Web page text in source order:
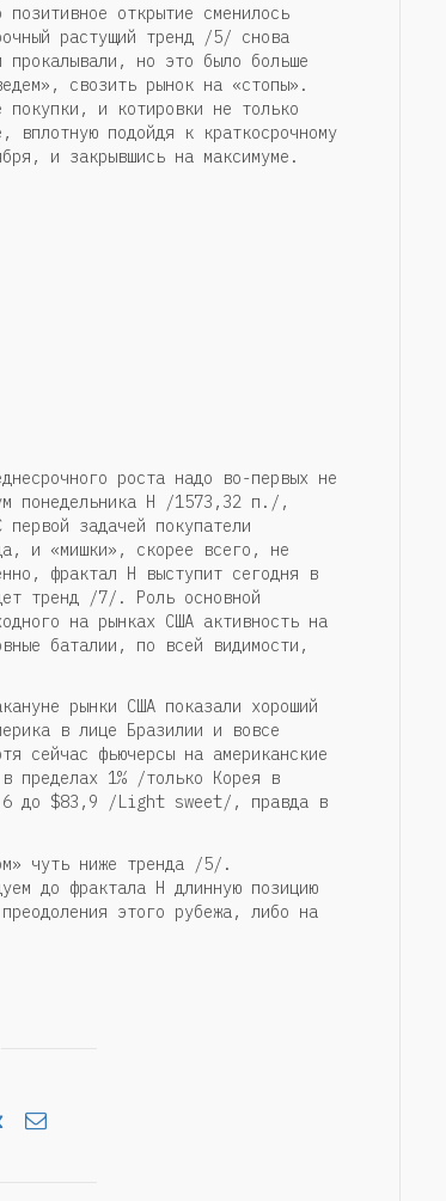
открытие сменилось
растущий тренд /5/ снова
но это было больше
свозить рынок на «стопы».
покупки, и котировки не только
вплотную подойдя к краткосрочному
и закрывшись на максимуме.
роста надо во-первых не
понедельника Н /1573,32 п./,
задачей покупатели
и «мишки», скорее всего, не
фрактал Н выступит сегодня в
тренд /7/. Роль основной
на рынках США активность на
баталии, по всей видимости,
рынки США показали хороший
в лице Бразилии и вовсе
сейчас фьючерсы на американские
пределах 1% /только Корея в
до $83,9 /Light sweet/, правда в
чуть ниже тренда /5/.
до фрактала Н длинную позицию
этого рубежа, либо на